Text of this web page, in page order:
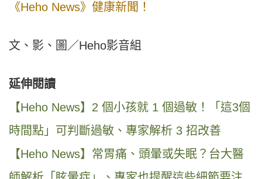
《Heho News》健康新聞！
文、影、圖／Heho影音組
延伸閱讀
【Heho News】2 個小孩就 1 個過敏！「這3個
時間點」可判斷過敏、專家解析 3 招改善
【Heho News】常胃痛、頭暈或失眠？台大醫